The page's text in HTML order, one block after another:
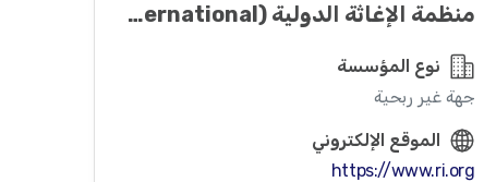
منظمة الإغاثة الدولیة (Relief International)
نوع المؤسسة
جهة غير ربحية
الموقع الإلكتروني
https://www.ri.org